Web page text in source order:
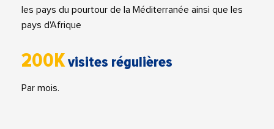
les pays du pourtour de la Méditerranée ainsi que les
pays d'Afrique
200Kvisites régulières
Par mois.